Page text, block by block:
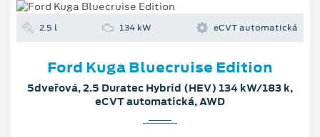
2.5 l 134 kW eCVT automatická
Ford Kuga Bluecruise Edition
5dveřová, 2.5 Duratec Hybrid (HEV) 134 kW/183 k,
eCVT automatická, AWD